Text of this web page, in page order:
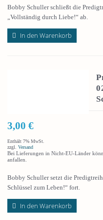
Bobby Schuller schließt die
„Vollständig durch Liebe!“ ab.
In den Warenkorb
3,00 €
Enthält 7% MwSt.
zzgl. Versand
Bei Lieferungen in Nicht-EU-Länder
anfallen.
Bobby Schuller setzt die
Schlüssel zum Leben!“ fort.
In den Warenkorb